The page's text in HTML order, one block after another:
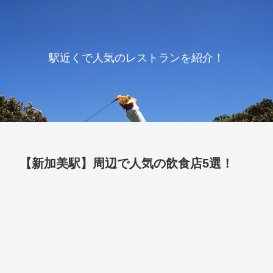
駅近くで人気のレストランを紹介！
【新加美駅】周辺で人気の飲食店5選！